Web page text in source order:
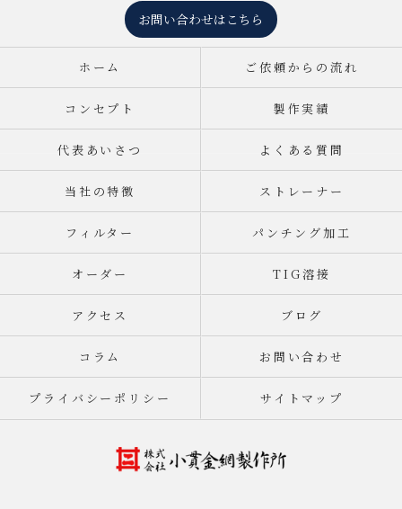
お問い合わせはこちら
ホーム ご依頼からの流れ
コンセプト 製作実績
代表あいさつ よくある質問
当社の特徴 ストレーナー
フィルター パンチング加工
オーダー TIG溶接
アクセス ブログ
コラム お問い合わせ
プライバシーポリシー サイトマップ